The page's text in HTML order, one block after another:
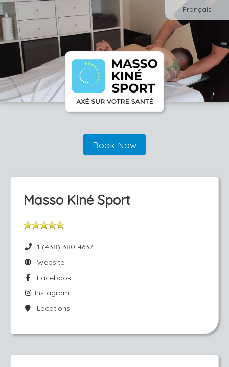
Français
Book Now
Masso Kiné Sport
1 (438) 380-4637
Website
Facebook
Instagram
Locations